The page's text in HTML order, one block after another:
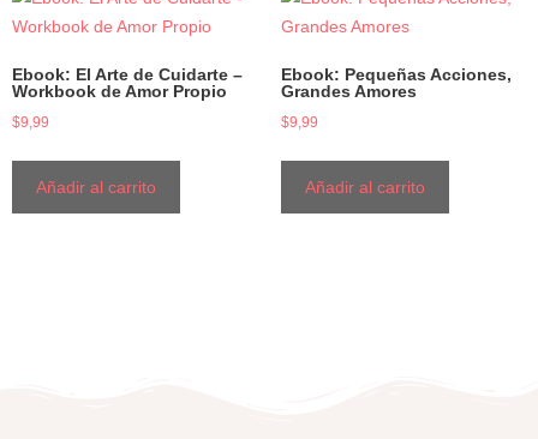
Ebook: El Arte de Cuidarte –
Workbook de Amor Propio
$9,99
Añadir al carrito
Ebook: Pequeñas Acciones,
Grandes Amores
$9,99
Añadir al carrito